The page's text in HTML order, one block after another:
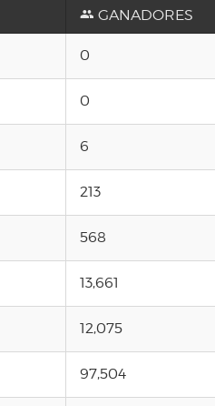
GANADORES
0
0
6
213
568
13,661
12,075
97,504